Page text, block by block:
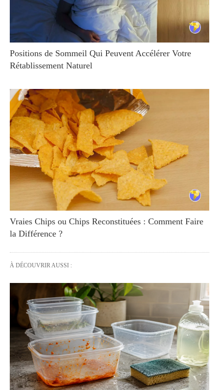
Positions de Sommeil Qui Peuvent Accélérer Votre
Rétablissement Naturel
Vraies Chips ou Chips Reconstituées : Comment Faire
la Différence ?
À DÉCOUVRIR AUSSI :